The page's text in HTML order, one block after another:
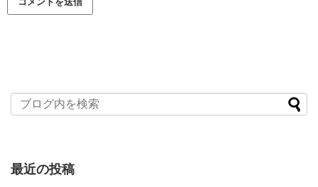
最近の投稿